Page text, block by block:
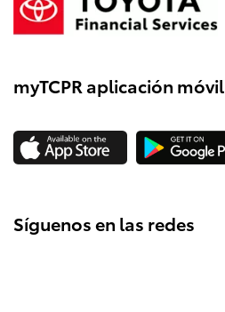
myTCPR aplicación móvil
Síguenos en las redes